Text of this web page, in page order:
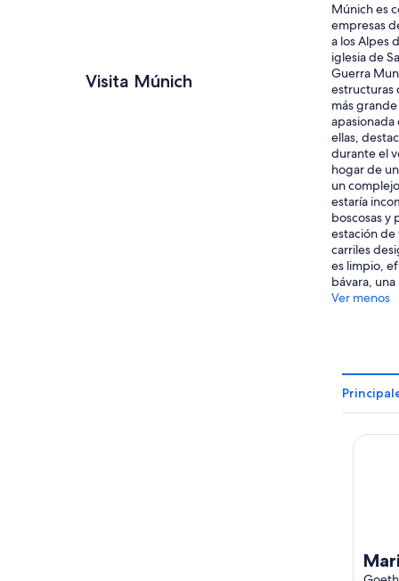
Una plaza
Visita Múnich
Múnich es
empresas
a los Alpes
iglesia de
Guerra
estructuras
más
apasionada
ellas,
durante el
hogar de
un
estaría
boscosas y
estación de
carriles
es limpio,
bávara,
Ver menos